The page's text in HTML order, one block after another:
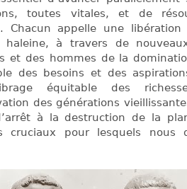
toutes vitales, et de
Chacun appelle une
haleine, à travers de
et des hommes de la
des besoins et des
équitable des
des générations
à la destruction de la
cruciaux pour lesquels nous